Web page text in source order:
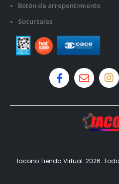
Botón de arrepentimiento
Sucursales
Iacono Tienda Virtual. 2026.